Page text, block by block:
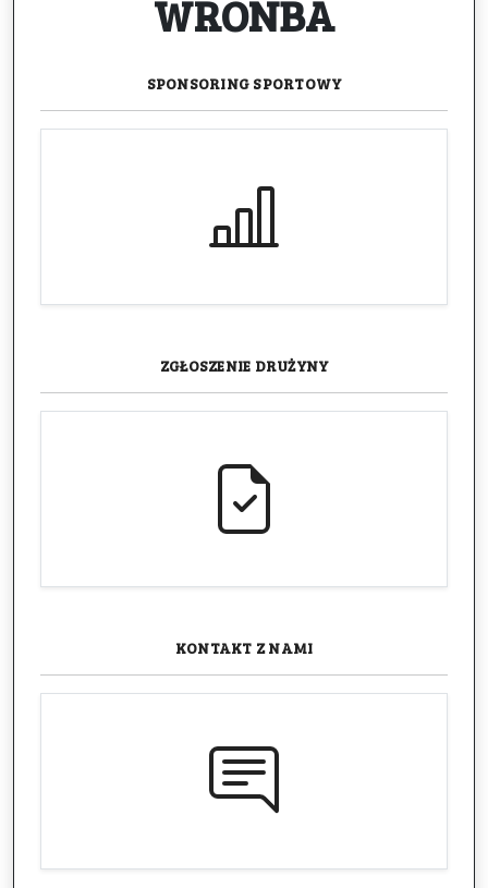
WRONBA
SPONSORING SPORTOWY
ZGŁOSZENIE DRUŻYNY
KONTAKT Z NAMI